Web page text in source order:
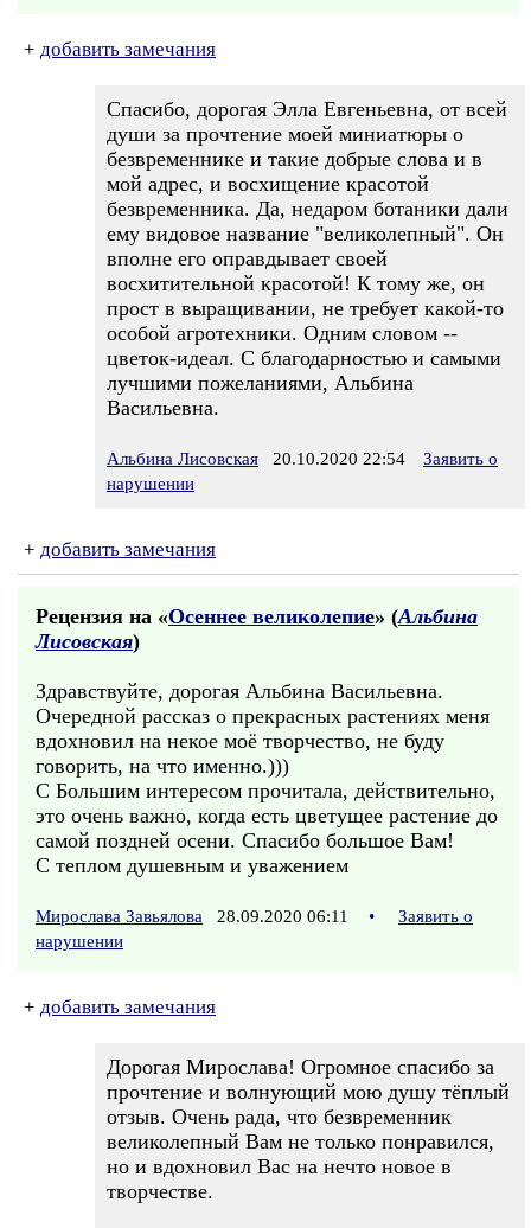
+ добавить замечания
Спасибо, дорогая Элла Евгеньевна, от всей
души за прочтение моей миниатюры о
безвременнике и такие добрые слова и в
мой адрес, и восхищение красотой
безвременника. Да, недаром ботаники дали
ему видовое название "великолепный". Он
вполне его оправдывает своей
восхитительной красотой! К тому же, он
прост в выращивании, не требует какой-то
особой агротехники. Одним словом --
цветок-идеал. С благодарностью и самыми
лучшими пожеланиями, Альбина
Васильевна.
Альбина Лисовская 20.10.2020 22:54
Заявить о
нарушении
+ добавить замечания
Рецензия на «Осеннее великолепие» (Альбина
Лисовская)
Здравствуйте, дорогая Альбина Васильевна.
Очередной рассказ о прекрасных растениях меня
вдохновил на некое моё творчество, не буду
говорить, на что именно.)))
С Большим интересом прочитала, действительно,
это очень важно, когда есть цветущее растение до
самой поздней осени. Спасибо большое Вам!
С теплом душевным и уважением
Мирослава Завьялова 28.09.2020 06:11 •
Заявить о
нарушении
+ добавить замечания
Дорогая Мирослава! Огромное спасибо за
прочтение и волнующий мою душу тёплый
отзыв. Очень рада, что безвременник
великолепный Вам не только понравился,
но и вдохновил Вас на нечто новое в
творчестве.